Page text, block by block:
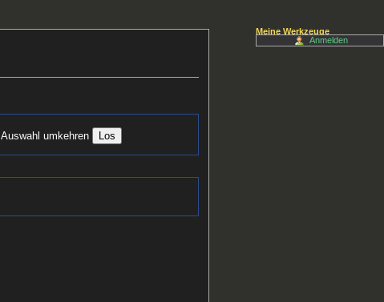
Auswahl umkehren
Meine Werkzeuge
Anmelden